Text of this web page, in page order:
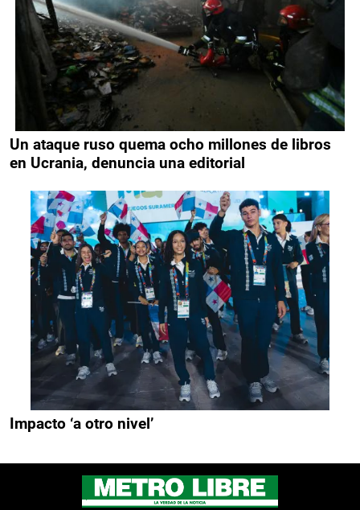
Un ataque ruso quema ocho millones de libros
en Ucrania, denuncia una editorial
Impacto ‘a otro nivel’